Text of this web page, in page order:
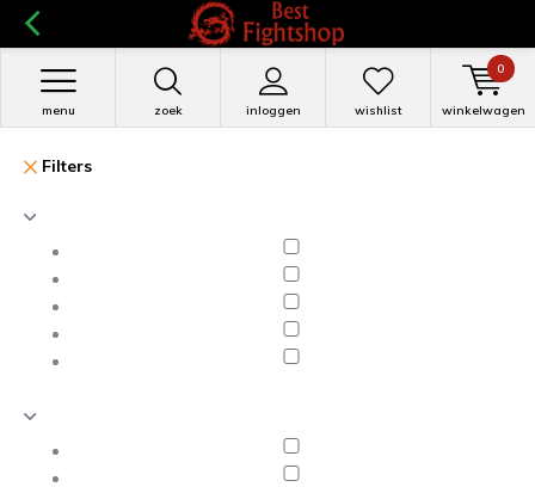
zoek inloggen
menu wishlist winkelwagen
0
Filters